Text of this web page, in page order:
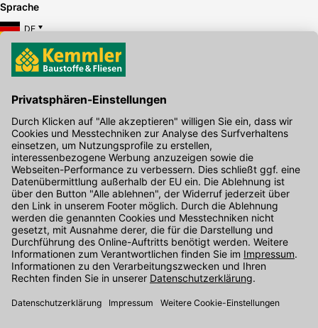
Sprache
DE
Hier gibt's die kostenlose App
Kontakt
Unser Onlineshop Team ist montags bis freitags von 08:00 - 17:00
Uhr unter der Telefonnummer07071 / 151-151für Sie erreichbar.
Alternativ können Sie unser Kontaktformular nutzen.
Den Kontakt direkt in unsere Niederlassungen finden Sie